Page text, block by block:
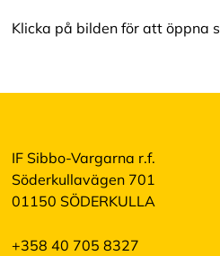
Klicka på bilden för att öppna
IF Sibbo-Vargarna r.f.
Söderkullavägen 701
01150 SÖDERKULLA
+358 40 705 8327